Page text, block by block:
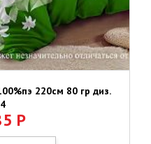
220см 80 гр диз.
Р